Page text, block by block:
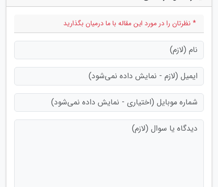
* نظرتان را در مورد این مقاله با ما درمیان بگذارید